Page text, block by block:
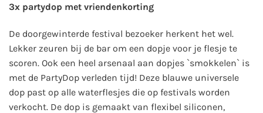
3x partydop met vriendenkorting
De doorgewinterde festival bezoeker herkent het wel.
Lekker zeuren bij de bar om een dopje voor je flesje te
scoren. Ook een heel arsenaal aan dopjes `smokkelen` is
met de PartyDop verleden tijd! Deze blauwe universele
dop past op alle waterflesjes die op festivals worden
verkocht. De dop is gemaakt van flexibel siliconen,